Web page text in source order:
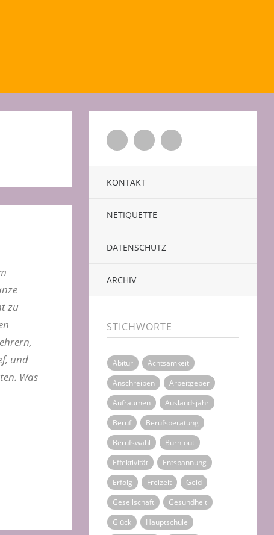
zu
und
Was
TwitterFacebookXing
KONTAKT
NETIQUETTE
DATENSCHUTZ
ARCHIV
STICHWORTE
Abitur
Achtsamkeit
Anschreiben
Arbeitgeber
Aufräumen
Auslandsjahr
Beruf
Berufsberatung
Berufswahl
Burn-out
Effektivität
Entspannung
Erfolg
Freizeit
Geld
Gesellschaft
Gesundheit
Glück
Hauptschule